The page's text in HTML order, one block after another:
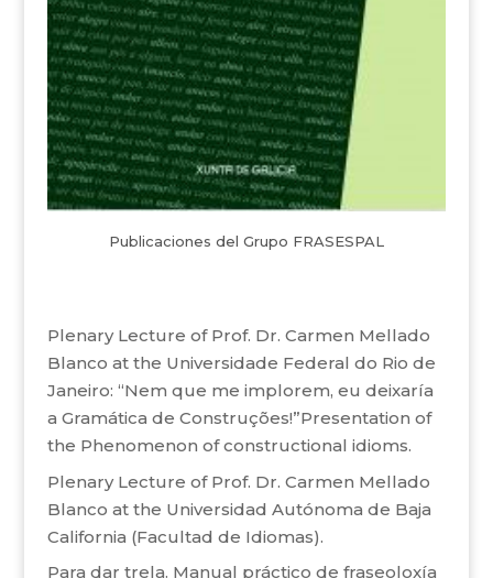
Publicaciones del Grupo FRASESPAL
Plenary Lecture of Prof. Dr. Carmen Mellado
Blanco at the Universidade Federal do Rio de
Janeiro: “Nem que me implorem, eu deixaría
a Gramática de Construções!”Presentation of
the Phenomenon of constructional idioms.
Plenary Lecture of Prof. Dr. Carmen Mellado
Blanco at the Universidad Autónoma de Baja
California (Facultad de Idiomas).
Para dar trela. Manual práctico de fraseoloxía